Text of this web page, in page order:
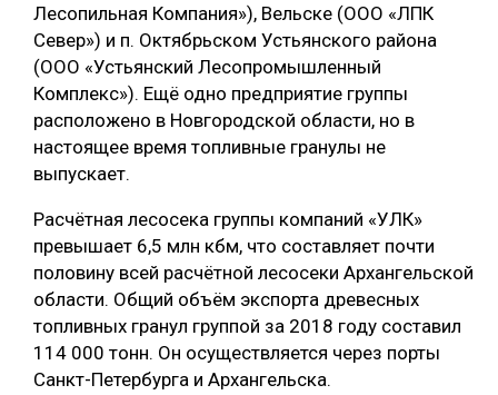
Лесопильная Компания»), Вельске (ООО «ЛПК
Север») и п. Октябрьском Устьянского района
(ООО «Устьянский Лесопромышленный
Комплекс»). Ещё одно предприятие группы
расположено в Новгородской области, но в
настоящее время топливные гранулы не
выпускает.
Расчётная лесосека группы компаний «УЛК»
превышает 6,5 млн кбм, что составляет почти
половину всей расчётной лесосеки Архангельской
области. Общий объём экспорта древесных
топливных гранул группой за 2018 году составил
114 000 тонн. Он осуществляется через порты
Санкт-Петербурга и Архангельска.